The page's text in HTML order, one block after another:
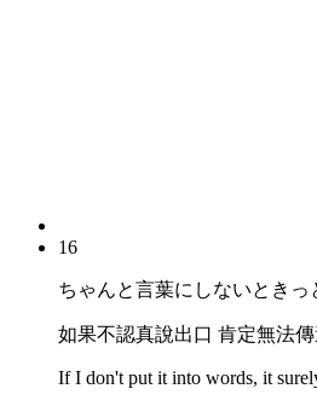
16
ちゃんと言葉にしないときっ
如果不認真說出口 肯定無法傳
If I don't put it into words, it